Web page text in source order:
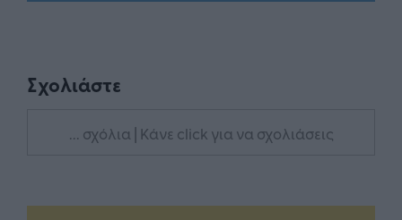
Σχολιάστε
... σχόλια | Κάνε click για να σχολιάσεις